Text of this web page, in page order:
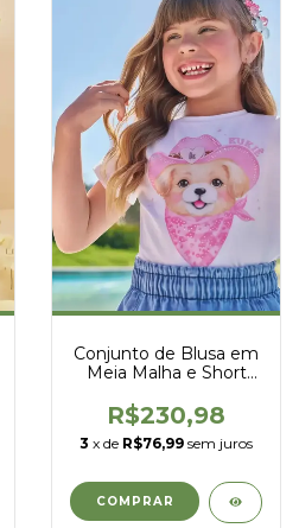
Conjunto de Blusa em
Meia Malha e Short
Elastano - Kukiê -
97132
R$230,98
3 x de R$76,99 sem juros
COMPRAR